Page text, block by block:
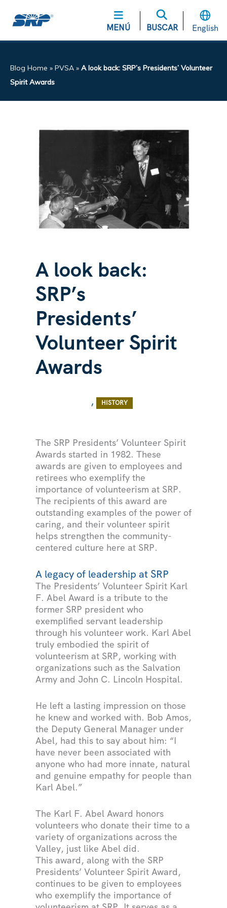
MENÚ BUSCAR English
Blog Home » PVSA » A look back: SRP’s Presidents’ Volunteer
Spirit Awards
A look back:
SRP’s
Presidents’
Volunteer Spirit
Awards
, HISTORY
The SRP Presidents’ Volunteer Spirit
Awards started in 1982. These
awards are given to employees and
retirees who exemplify the
importance of volunteerism at SRP.
The recipients of this award are
outstanding examples of the power of
caring, and their volunteer spirit
helps strengthen the community-
centered culture here at SRP.
A legacy of leadership at SRP
The Presidents’ Volunteer Spirit Karl
F. Abel Award is a tribute to the
former SRP president who
exemplified servant leadership
through his volunteer work. Karl Abel
truly embodied the spirit of
volunteerism at SRP, working with
organizations such as the Salvation
Army and John C. Lincoln Hospital.
He left a lasting impression on those
he knew and worked with. Bob Amos,
the Deputy General Manager under
Abel, had this to say about him: “I
have never been associated with
anyone who had more innate, natural
and genuine empathy for people than
Karl Abel.”
The Karl F. Abel Award honors
volunteers who donate their time to a
variety of organizations across the
Valley, just like Abel did.
This award, along with the SRP
Presidents’ Volunteer Spirit Award,
continues to be given to employees
who exemplify the importance of